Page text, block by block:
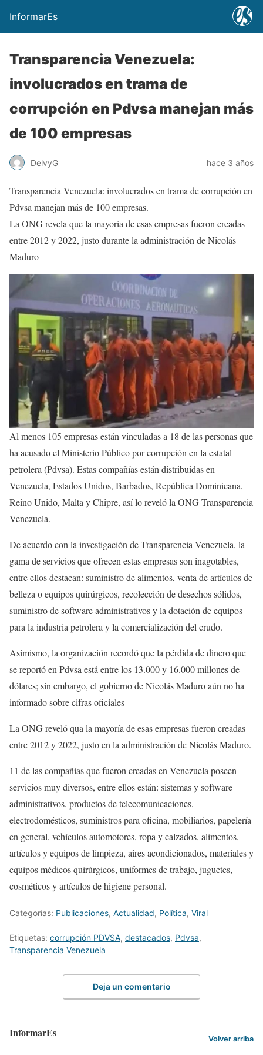
InformarEs
Transparencia Venezuela:
involucrados en trama de
corrupción en Pdvsa manejan más
de 100 empresas
DelvyG hace 3 años
Transparencia Venezuela: involucrados en trama de corrupción en
Pdvsa manejan más de 100 empresas.
La ONG revela que la mayoría de esas empresas fueron creadas
entre 2012 y 2022, justo durante la administración de Nicolás
Maduro
Al menos 105 empresas están vinculadas a 18 de las personas que
ha acusado el Ministerio Público por corrupción en la estatal
petrolera (Pdvsa). Estas compañías están distribuidas en
Venezuela, Estados Unidos, Barbados, República Dominicana,
Reino Unido, Malta y Chipre, así lo reveló la ONG Transparencia
Venezuela.
De acuerdo con la investigación de Transparencia Venezuela, la
gama de servicios que ofrecen estas empresas son inagotables,
entre ellos destacan: suministro de alimentos, venta de artículos de
belleza o equipos quirúrgicos, recolección de desechos sólidos,
suministro de software administrativos y la dotación de equipos
para la industria petrolera y la comercialización del crudo.
Asimismo, la organización recordó que la pérdida de dinero que
se reportó en Pdvsa está entre los 13.000 y 16.000 millones de
dólares; sin embargo, el gobierno de Nicolás Maduro aún no ha
informado sobre cifras oficiales
La ONG reveló qua la mayoría de esas empresas fueron creadas
entre 2012 y 2022, justo en la administración de Nicolás Maduro.
11 de las compañías que fueron creadas en Venezuela poseen
servicios muy diversos, entre ellos están: sistemas y software
administrativos, productos de telecomunicaciones,
electrodomésticos, suministros para oficina, mobiliarios, papelería
en general, vehículos automotores, ropa y calzados, alimentos,
artículos y equipos de limpieza, aires acondicionados, materiales y
equipos médicos quirúrgicos, uniformes de trabajo, juguetes,
cosméticos y artículos de higiene personal.
Categorías: Publicaciones, Actualidad, Política, Viral
Etiquetas: corrupción PDVSA, destacados, Pdvsa,
Transparencia Venezuela
Deja un comentario
InformarEs Volver arriba